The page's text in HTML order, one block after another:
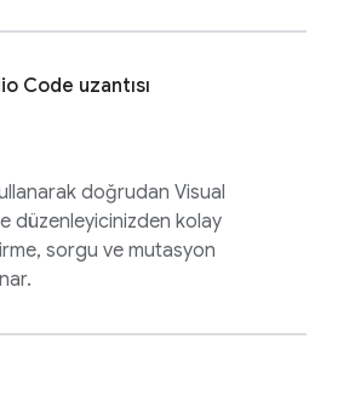
Code uzantısı
doğrudan Visual
düzenleyicinizden kolay
sorgu ve mutasyon